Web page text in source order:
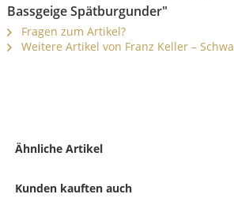
Bassgeige Spätburgunder"
Fragen zum Artikel?
Weitere Artikel von Franz Keller –
Ähnliche Artikel
Kunden kauften auch